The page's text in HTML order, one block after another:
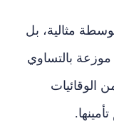
مثالية، بل
بالتساوي
الوقائيات